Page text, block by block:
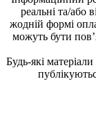
реальні та/або
жодній формі
можуть бути
Будь-які